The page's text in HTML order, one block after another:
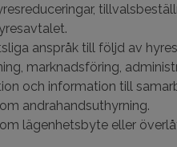
anspråk till följd av
marknadsföring,
och information till
andrahandsuthyrning.
lägenhetsbyte eller